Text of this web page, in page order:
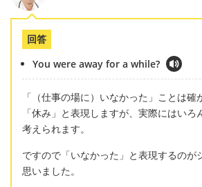
回答
You were away for a while?
「（仕事の場に）いなかった」ことは確
「休み」と表現しますが、実際にはいろ
考えられます。
ですので「いなかった」と表現するのが
思いました。